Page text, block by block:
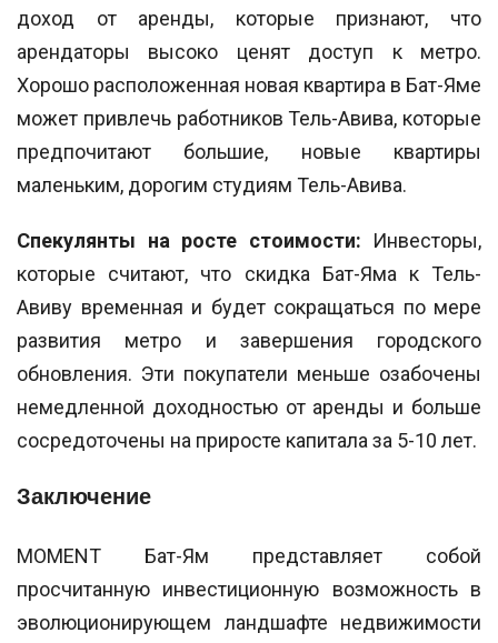
доход от аренды, которые признают, что
арендаторы высоко ценят доступ к метро.
Хорошо расположенная новая квартира в Бат-Яме
может привлечь работников Тель-Авива, которые
предпочитают большие, новые квартиры
маленьким, дорогим студиям Тель-Авива.
Спекулянты на росте стоимости: Инвесторы,
которые считают, что скидка Бат-Яма к Тель-
Авиву временная и будет сокращаться по мере
развития метро и завершения городского
обновления. Эти покупатели меньше озабочены
немедленной доходностью от аренды и больше
сосредоточены на приросте капитала за 5-10 лет.
Заключение
MOMENT Бат-Ям представляет собой
просчитанную инвестиционную возможность в
эволюционирующем ландшафте недвижимости